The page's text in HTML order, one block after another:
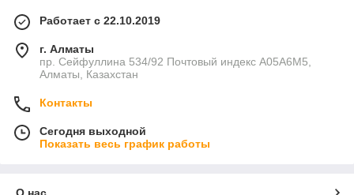
Работает с 22.10.2019
г. Алматы
пр. Сейфуллина 534/92 Почтовый индекс A05A6M5,
Алматы, Казахстан
Контакты
Сегодня выходной
Показать весь график работы